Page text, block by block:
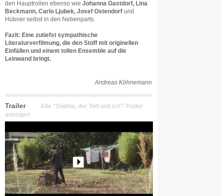
den Hauptrollen ebenso wie Johanna Gastdorf, Lina
Beckmann, Carlo Ljubek, Josef Ostendorf und
Hübner selbst in den Nebenparts.
Fazit: Eine zutiefst sympathische
Literaturverfilmung, die den Stoff mit originellen
Einfällen und einem tollen Ensemble auf die
Leinwand bringt.
Andreas Köhnemann
Trailer
Alle "Sophia, der Tod und ich"-Trailer
anzeigen